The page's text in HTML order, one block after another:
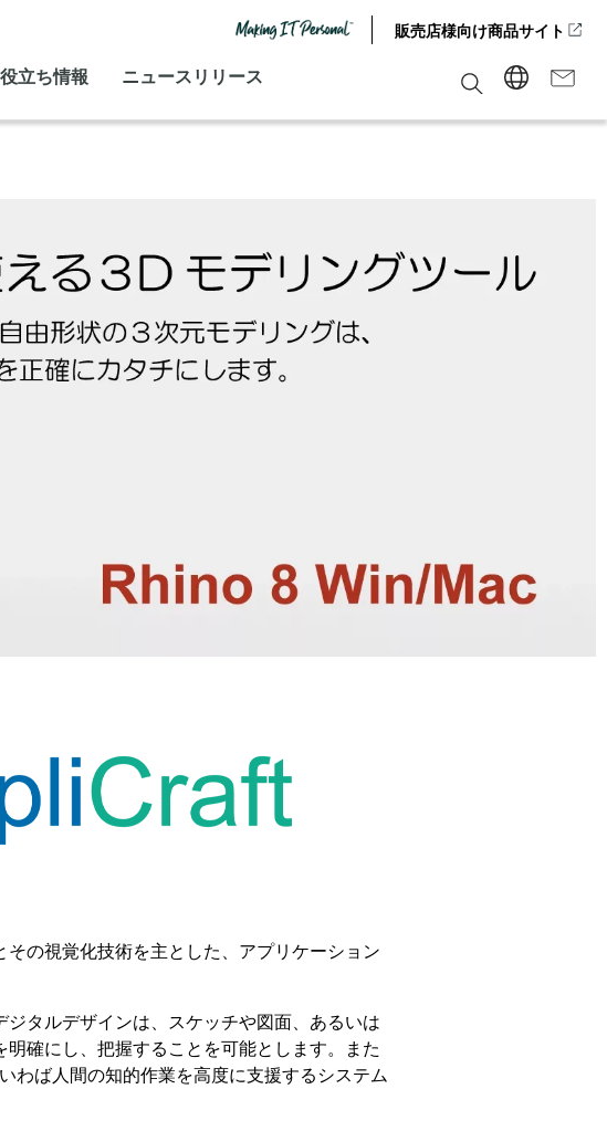
販売店様向け商品サイト
立ち情報 ニュースリリース
の視覚化技術を主とした、アプリケーション
タルデザインは、スケッチや図面、あるいは
確にし、把握することを可能とします。また
わば人間の知的作業を高度に支援するシステム